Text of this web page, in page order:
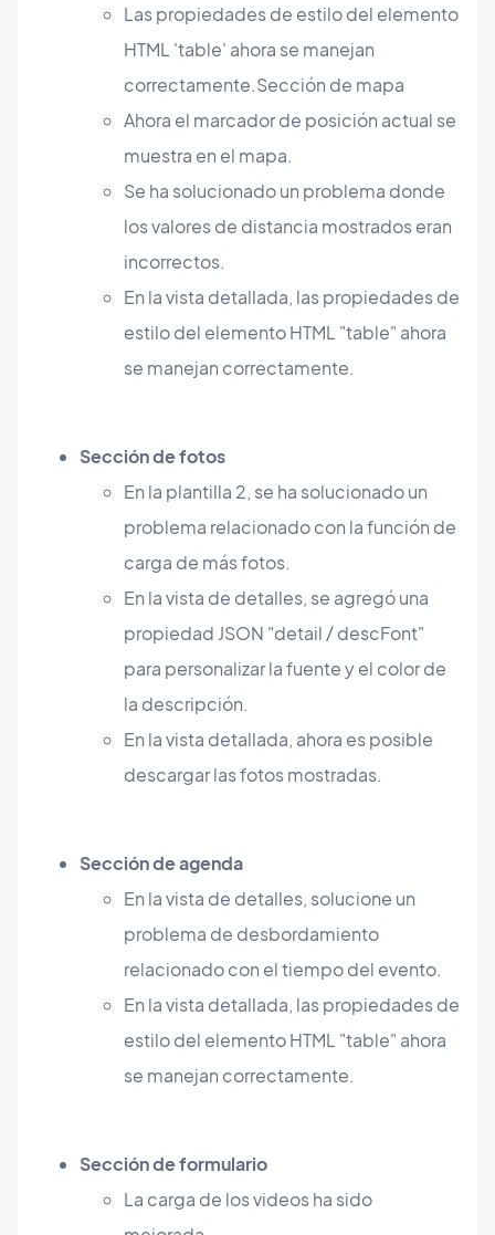
Las propiedades de estilo del elemento
HTML 'table' ahora se manejan
correctamente.Sección de mapa
Ahora el marcador de posición actual se
muestra en el mapa.
Se ha solucionado un problema donde
los valores de distancia mostrados eran
incorrectos.
En la vista detallada, las propiedades de
estilo del elemento HTML "table" ahora
se manejan correctamente.
Sección de fotos
En la plantilla 2, se ha solucionado un
problema relacionado con la función de
carga de más fotos.
En la vista de detalles, se agregó una
propiedad JSON "detail / descFont"
para personalizar la fuente y el color de
la descripción.
En la vista detallada, ahora es posible
descargar las fotos mostradas.
Sección de agenda
En la vista de detalles, solucione un
problema de desbordamiento
relacionado con el tiempo del evento.
En la vista detallada, las propiedades de
estilo del elemento HTML "table" ahora
se manejan correctamente.
Sección de formulario
La carga de los videos ha sido